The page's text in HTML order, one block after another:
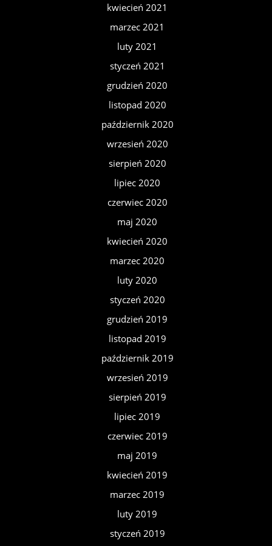
kwiecień 2021
marzec 2021
luty 2021
styczeń 2021
grudzień 2020
listopad 2020
październik 2020
wrzesień 2020
sierpień 2020
lipiec 2020
czerwiec 2020
maj 2020
kwiecień 2020
marzec 2020
luty 2020
styczeń 2020
grudzień 2019
listopad 2019
październik 2019
wrzesień 2019
sierpień 2019
lipiec 2019
czerwiec 2019
maj 2019
kwiecień 2019
marzec 2019
luty 2019
styczeń 2019